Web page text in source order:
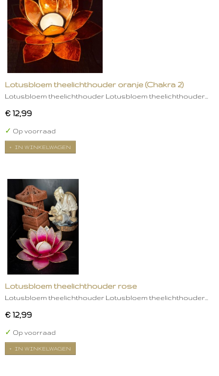
Lotusbloem theelichthouder oranje (Chakra 2)
Lotusbloem theelichthouder Lotusbloem theelichthouder…
€ 12,99
✓ Op voorraad
IN WINKELWAGEN
Lotusbloem theelichthouder rose
Lotusbloem theelichthouder Lotusbloem theelichthouder…
€ 12,99
✓ Op voorraad
IN WINKELWAGEN